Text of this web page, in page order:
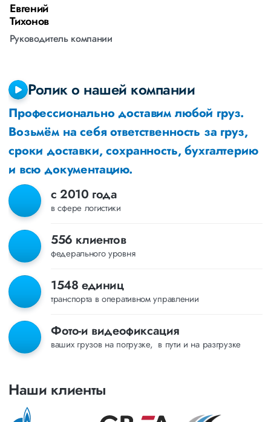
Евгений
Тихонов
Руководитель компании
Ролик о нашей компании
Профессионально доставим любой груз.
Возьмём на себя ответственность за груз,
сроки доставки, сохранность, бухгалтерию
и всю документацию.
с 2010 года
в сфере логистики
556 клиентов
федерального уровня
1548 единиц
транспорта в оперативном управлении
Фото-и видеофиксация
ваших грузов на погрузке, в пути и на разгрузке
Наши клиенты